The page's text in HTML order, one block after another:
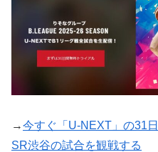
→今すぐ「U-NEXT」の31
SR渋谷の試合を観戦する